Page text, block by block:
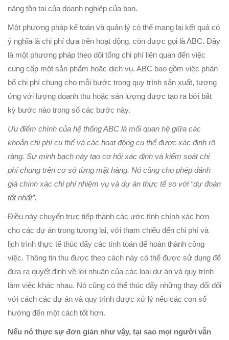
năng tồn tại của doanh nghiệp của bạn.
Một phương pháp kế toán và quản lý có thể mang lại kết quả có
ý nghĩa là chi phí dựa trên hoạt động, còn được gọi là ABC. Đây
là một phương pháp theo dõi tổng chi phí liên quan đến việc
cung cấp một sản phẩm hoặc dịch vụ. ABC bao gồm việc phân
bổ chi phí chung cho mỗi bước trong quy trình sản xuất, tương
ứng với lượng doanh thu hoặc sản lượng được tạo ra bởi bất
kỳ bước nào trong số các bước này.
Ưu điểm chính của hệ thống ABC là mối quan hệ giữa các
khoản chi phí cụ thể và các hoạt động cụ thể được xác định rõ
ràng. Sự minh bạch này tạo cơ hội xác định và kiểm soát chi
phí chung trên cơ sở từng mặt hàng. Nó cũng cho phép đánh
giá chính xác chi phí nhiệm vụ và dự án thực tế so với “dự đoán
tốt nhất”.
Điều này chuyển trực tiếp thành các ước tính chính xác hơn
cho các dự án trong tương lai, với tham chiếu đến chi phí và
lịch trình thực tế thúc đẩy các tính toán để hoàn thành công
việc. Thông tin thu được theo cách này có thể được sử dụng để
đưa ra quyết định về lợi nhuận của các loại dự án và quy trình
làm việc khác nhau. Nó cũng có thể thúc đẩy những thay đổi đối
với cách các dự án và quy trình được xử lý nếu các con số
hướng đến một cách tốt hơn.
Nếu nó thực sự đơn giản như vậy, tại sao mọi người vẫn